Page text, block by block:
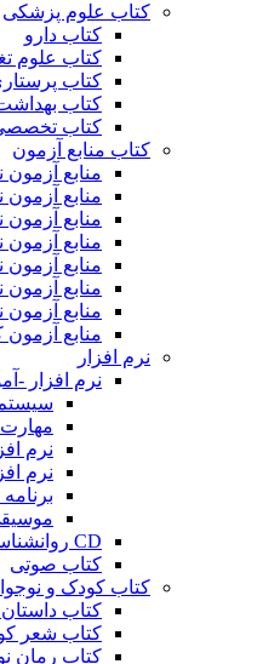
کتاب علوم پزشکی
کتاب دارو
کتاب علوم
کتاب
کتاب
کتاب
کتاب منابع آزمون
منابع
منابع
منابع
منابع
منابع
منابع
منابع
منابع
نرم افزار
نرم افزار -
مهارت
نرم
نرم
CD روانشناسی
کتاب صوتی
کتاب کودک و
کتاب داستان
کتاب شعر
کتاب رمان